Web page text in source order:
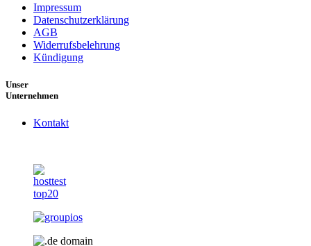
Impressum
Datenschutzerklärung
AGB
Widerrufsbelehrung
Kündigung
Unser
Unternehmen
Kontakt